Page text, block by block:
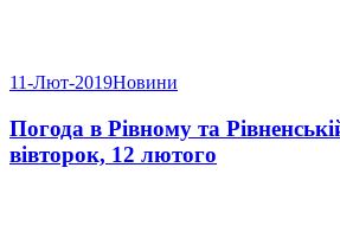
11-Лют-2019Новини
Погода в Рівному та
вівторок, 12 лютого